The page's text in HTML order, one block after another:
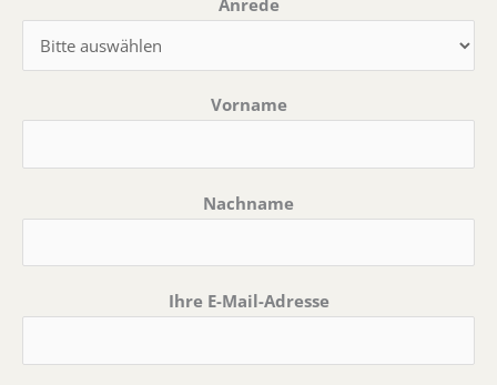
Vorname
Nachname
Ihre E-Mail-Adresse